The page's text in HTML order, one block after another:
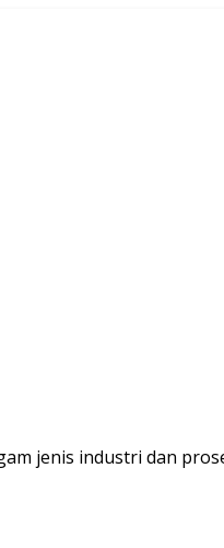
jenis industri dan